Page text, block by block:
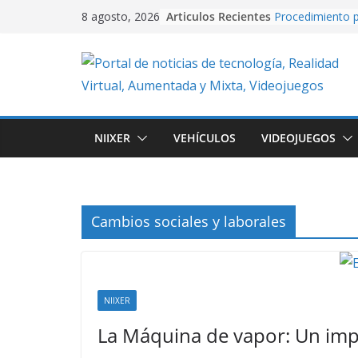
8 agosto, 2026 Articulos Recientes Procedimiento
plataformas 2D
en Unity.
Creación de
EasyAR: Así
que cobra vida
creando
con Google Flow
NIIXER VEHÍCULOS VIDEOJUEGOS
Cambios sociales y laborales
NIIXER
La Máquina de vapor: Un